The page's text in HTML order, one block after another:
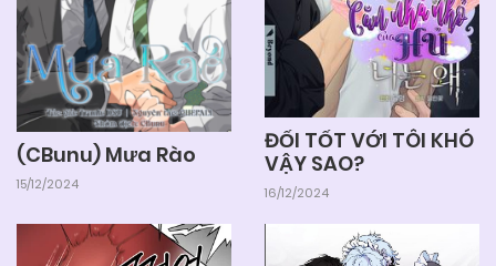
(CBunu) Mưa Rào
15/12/2024
ĐỐI TỐT VỚI TÔI KHÓ
VẬY SAO?
16/12/2024